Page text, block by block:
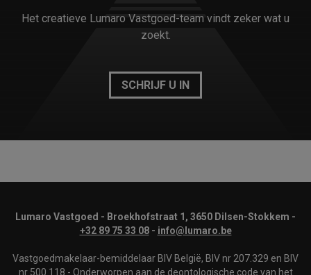
Het creatieve Lumaro Vastgoed-team vindt zeker wat u
zoekt.
SCHRIJF U IN
Lumaro Vastgoed - Broekhofstraat 1, 3650 Dilsen-Stokkem -
+32 89 75 33 08- info@lumaro.be
Vastgoedmakelaar-bemiddelaar BIV België, BIV nr 207.329 en BIV
nr 500.118 - Onderworpen aan de deontologische code van het